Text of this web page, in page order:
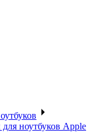
ноутбуков Apple